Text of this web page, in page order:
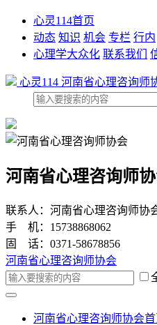
心灵114首页
动态 知识 机会 专栏 行内
心理学大众化 联系我们
心灵114 河南省心理咨询师
河南省心理咨询师
联系人：河南省心理咨询师协
手 机：15738868062
固 话：0371-58678856
河南省心理咨询师协会
河南省心理咨询师协会首